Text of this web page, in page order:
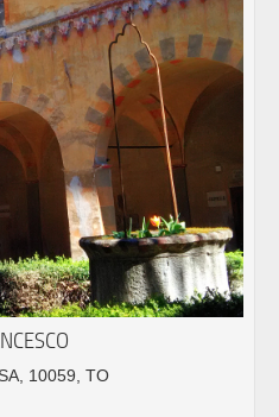
10059, TO